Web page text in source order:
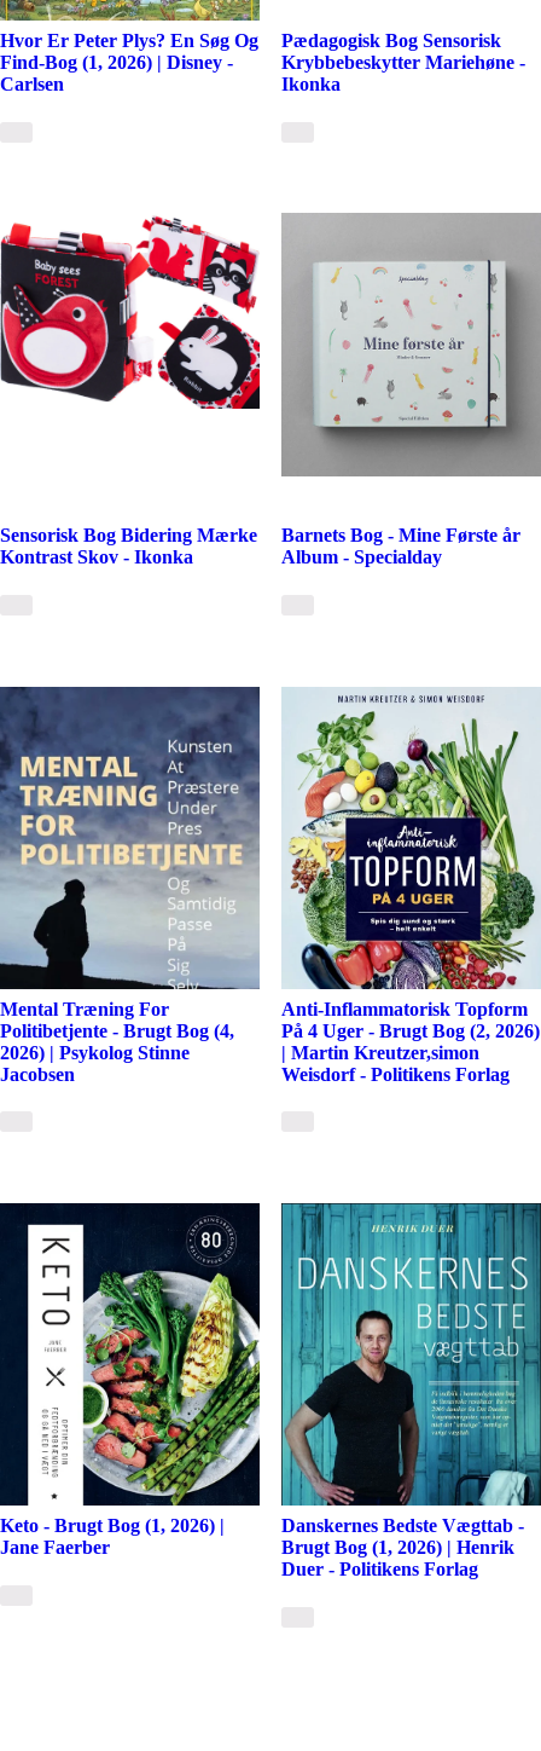
Hvor Er Peter Plys? En Søg Og
Find-Bog (1, 2026) | Disney -
Carlsen
Pædagogisk Bog Sensorisk
Krybbebeskytter Mariehøne -
Ikonka
Sensorisk Bog Bidering Mærke
Kontrast Skov - Ikonka
Barnets Bog - Mine Første år
Album - Specialday
Mental Træning For
Politibetjente - Brugt Bog (4,
2026) | Psykolog Stinne
Jacobsen
Anti-Inflammatorisk Topform
På 4 Uger - Brugt Bog (2, 2026)
| Martin Kreutzer,simon
Weisdorf - Politikens Forlag
Keto - Brugt Bog (1, 2026) |
Jane Faerber
Danskernes Bedste Vægttab -
Brugt Bog (1, 2026) | Henrik
Duer - Politikens Forlag